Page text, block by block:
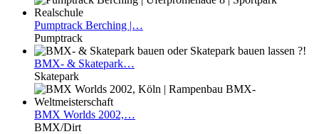
Pumptrack Berching |…
Pumptrack
BMX- & Skatepark…
Skatepark
BMX Worlds 2002,…
BMX/Dirt